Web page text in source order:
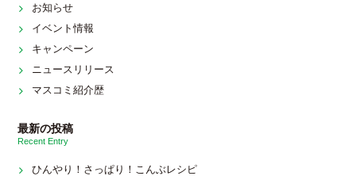
お知らせ
イベント情報
キャンペーン
ニュースリリース
マスコミ紹介歴
最新の投稿
Recent Entry
ひんやり！さっぱり！こんぶレシピ